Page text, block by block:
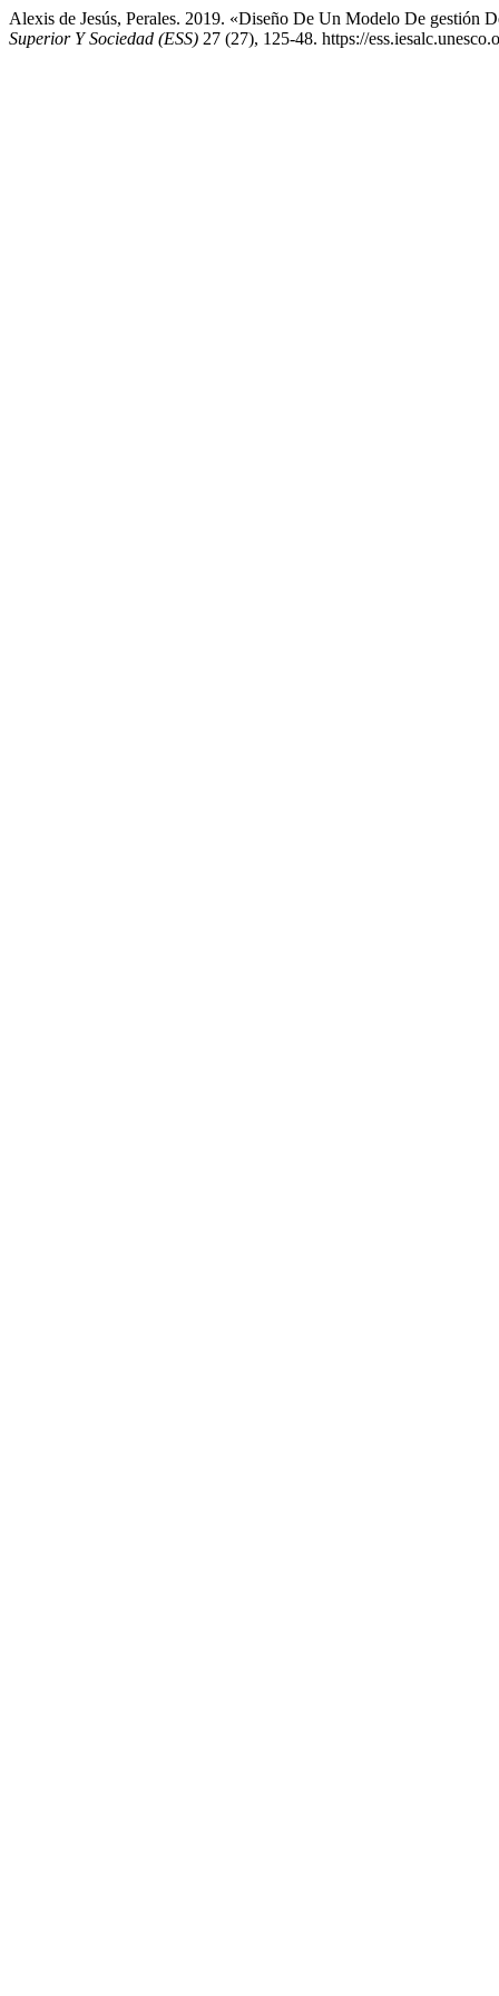
Alexis de Jesús, Perales. 2019. «Diseño De Un Modelo De gestión
Superior Y Sociedad (ESS) 27 (27), 125-48. https://